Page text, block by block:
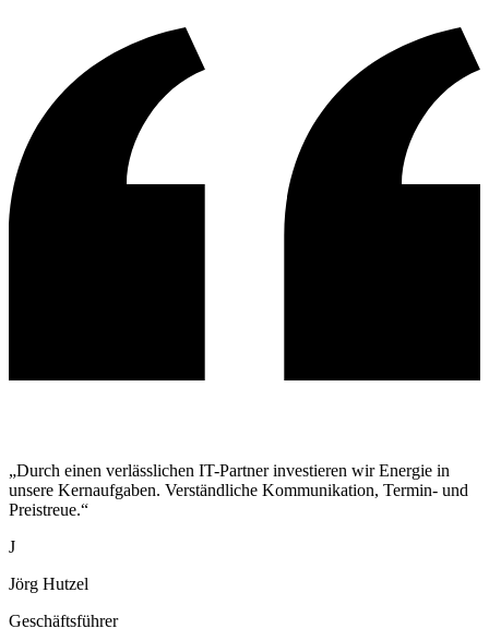
„Durch einen verlässlichen IT-Partner investieren wir Energie in
unsere Kernaufgaben. Verständliche Kommunikation, Termin- und
Preistreue.“
J
Jörg Hutzel
Geschäftsführer